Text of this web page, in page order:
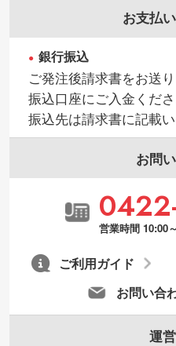
お支払
銀行振込
ご発注後請求書をお送
振込口座にご入金くださ
振込先は請求書に記載い
お問
営業時間 10:00
お問い合
ご利用ガイド
運